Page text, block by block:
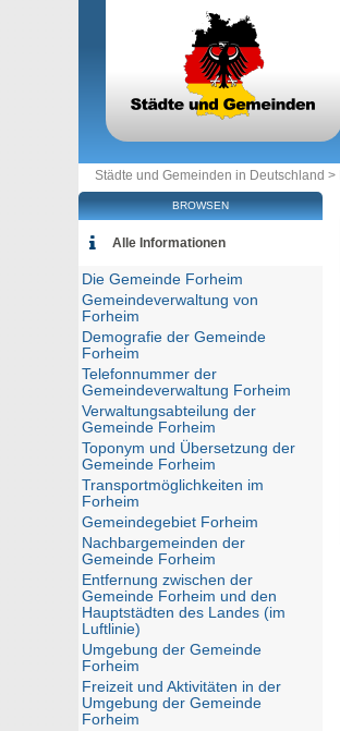
Städte und Gemeinden in Deutschland >
BROWSEN
Alle Informationen
Die Gemeinde Forheim
Gemeindeverwaltung von
Forheim
Demografie der Gemeinde
Forheim
Telefonnummer der
Gemeindeverwaltung Forheim
Verwaltungsabteilung der
Gemeinde Forheim
Toponym und Übersetzung der
Gemeinde Forheim
Transportmöglichkeiten im
Forheim
Gemeindegebiet Forheim
Nachbargemeinden der
Gemeinde Forheim
Entfernung zwischen der
Gemeinde Forheim und den
Hauptstädten des Landes (im
Luftlinie)
Umgebung der Gemeinde
Forheim
Freizeit und Aktivitäten in der
Umgebung der Gemeinde
Forheim